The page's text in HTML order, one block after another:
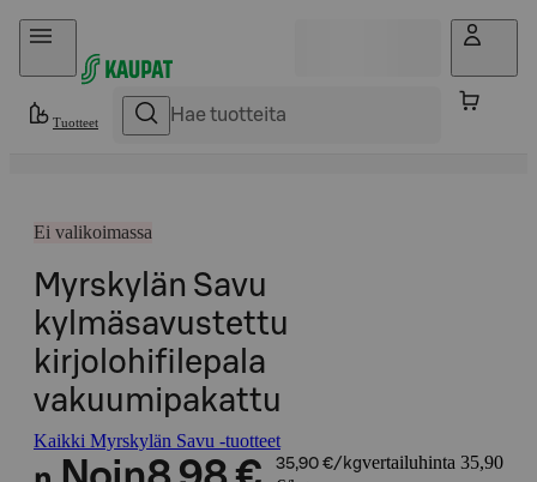
Hyppää sisältöön
Tuotteet
Ei valikoimassa
Myrskylän Savu
kylmäsavustettu
kirjolohifilepala
vakuumipakattu
Kaikki Myrskylän Savu -tuotteet
35,90 €/kgvertailuhinta 35,90